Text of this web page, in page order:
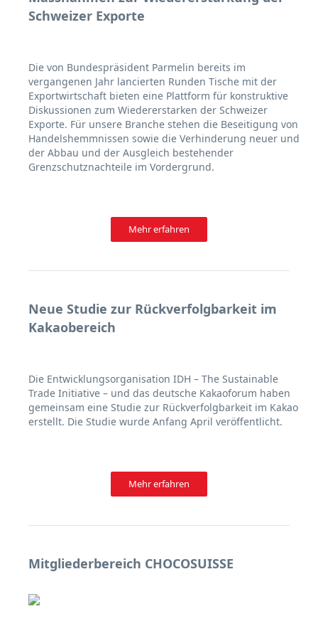
Schweizer Exporte
Die von Bundespräsident Parmelin bereits im
vergangenen Jahr lancierten Runden Tische mit der
Exportwirtschaft bieten eine Plattform für konstruktive
Diskussionen zum Wiedererstarken der Schweizer
Exporte. Für unsere Branche stehen die Beseitigung von
Handelshemmnissen sowie die Verhinderung neuer und
der Abbau und der Ausgleich bestehender
Grenzschutznachteile im Vordergrund.
Mehr erfahren
Neue Studie zur Rückverfolgbarkeit im
Kakaobereich
Die Entwicklungsorganisation IDH – The Sustainable
Trade Initiative – und das deutsche Kakaoforum haben
gemeinsam eine Studie zur Rückverfolgbarkeit im Kakao
erstellt. Die Studie wurde Anfang April veröffentlicht.
Mehr erfahren
Mitgliederbereich CHOCOSUISSE